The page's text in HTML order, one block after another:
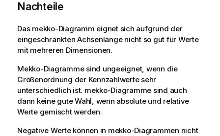
Nachteile
Das mekko-Diagramm eignet sich aufgrund der
eingeschränkten Achsenlänge nicht so gut für Werte
mit mehreren Dimensionen.
Mekko-Diagramme sind ungeeignet, wenn die
Größenordnung der Kennzahlwerte sehr
unterschiedlich ist. mekko-Diagramme sind auch
dann keine gute Wahl, wenn absolute und relative
Werte gemischt werden.
Negative Werte können in mekko-Diagrammen nicht